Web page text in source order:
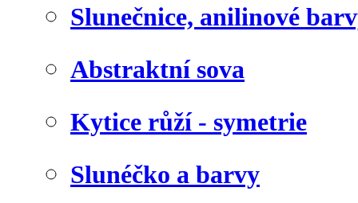
Slunečnice, anilinové
Abstraktní sova
Kytice růží - symetrie
Slunéčko a barvy